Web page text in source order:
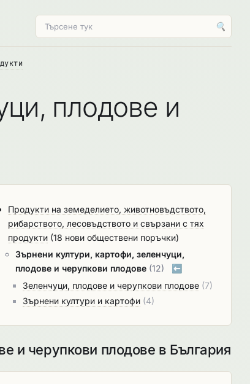
🔍
плодове и
Продукти на земеделието, животновъдството,
рибарството, лесовъдството и свързани с тях
продукти(18 нови обществени поръчки)
Зърнени култури, картофи, зеленчуци,
плодове и черупкови плодове(12) ⬅️
Зеленчуци, плодове и черупкови плодове(7)
Зърнени култури и картофи(4)
и черупкови плодове в България